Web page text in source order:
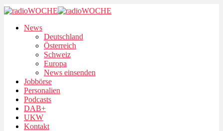
News
Deutschland
Österreich
Schweiz
Europa
News einsenden
Jobbörse
Personalien
Podcasts
DAB+
UKW
Kontakt